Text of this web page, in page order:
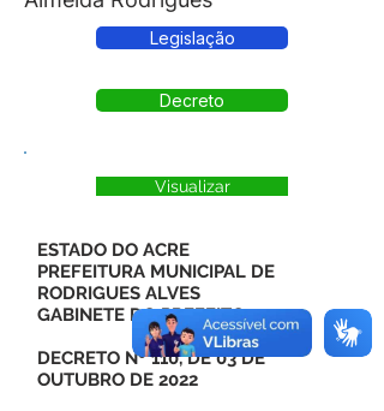
Legislação
Decreto
Visualizar
ESTADO DO ACRE
PREFEITURA MUNICIPAL DE
RODRIGUES ALVES
GABINETE DO PREFEITO
DECRETO Nº 110, DE 03 DE
OUTUBRO DE 2022